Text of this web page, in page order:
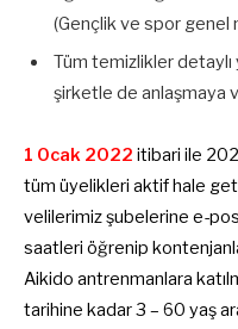
(Gençlik ve spor genel
Tüm temizlikler
şirketle de anlaşmaya
1 Ocak 2022 itibari ile
tüm üyelikleri aktif hale
velilerimiz şubelerine e-
saatleri öğrenip
Aikido antrenmanlara
tarihine kadar 3 – 60 yaş